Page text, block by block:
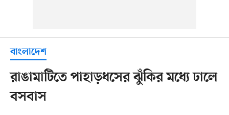
বাংলাদেশ
রাঙামাটিতে পাহাড়ধসের ঝুঁকির মধ্যে ঢালে
বসবাস